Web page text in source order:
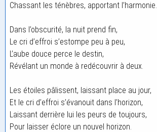
Chassant les ténèbres, apportant l’harmonie.
Dans l’obscurité, la nuit prend fin,
Le cri d’effroi s’estompe peu à peu,
L’aube douce perce le destin,
Révélant un monde à redécouvrir à deux.
Les étoiles pâlissent, laissant place au jour,
Et le cri d’effroi s’évanouit dans l’horizon,
Laissant derrière lui les peurs de toujours,
Pour laisser éclore un nouvel horizon.